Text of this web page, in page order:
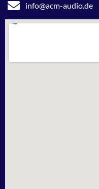
info@acm-audio.de